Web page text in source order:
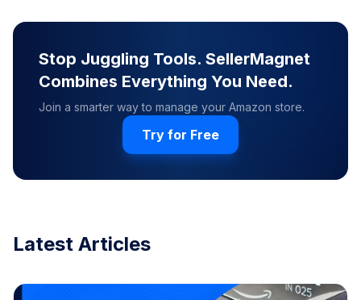
Stop Juggling Tools. SellerMagnet
Combines Everything You Need.
Join a smarter way to manage your Amazon store.
Try for Free
Latest Articles